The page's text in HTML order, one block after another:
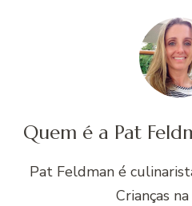
Quem é a Pat
Pat Feldman é
Crianças